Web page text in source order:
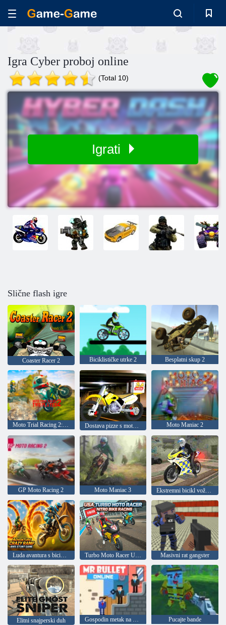
Igra Cyber proboj online
(Total 10)
Igrati
Slične flash igre
Coaster Racer 2 Biciklističke utrke 2 Besplatni skup 2
Moto Trial Racing 2: dva igrača Dostava pizze s motorom bicikla 2020 Moto Maniac 2
GP Moto Racing 2 Moto Maniac 3 Ekstremni bicikl vožnja 3D
Luda avantura s biciklističkim vratolomijama Turbo Moto Racer Utrke na nitro motorima Masivni rat gangster
Elitni snajperski duh Gospodin metak na mreži Pucajte bande